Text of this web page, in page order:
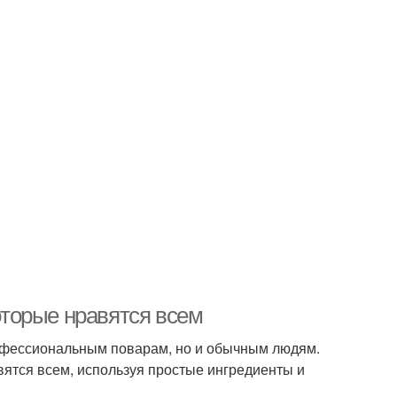
нравятся всем
поварам, но и обычным людям.
всем, используя простые ингредиенты и